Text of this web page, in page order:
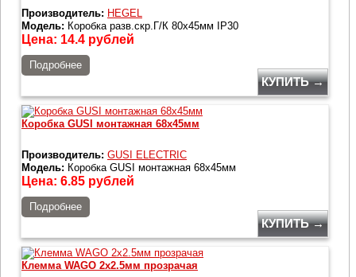
Производитель: HEGEL
Модель: Коробка разв.скр.Г/К 80х45мм IP30
Цена: 14.4 рублей
Подробнее
КУПИТЬ →
Коробка GUSI монтажная 68х45мм
Производитель: GUSI ELECTRIC
Модель: Коробка GUSI монтажная 68х45мм
Цена: 6.85 рублей
Подробнее
КУПИТЬ →
Клемма WAGO 2x2.5мм прозрачая